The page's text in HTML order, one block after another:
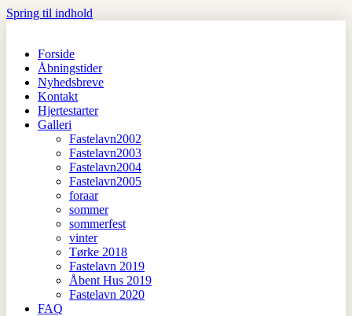
Spring til indhold
Forside
Åbningstider
Nyhedsbreve
Kontakt
Hjertestarter
Galleri
Fastelavn2002
Fastelavn2003
Fastelavn2004
Fastelavn2005
foraar
sommer
sommerfest
vinter
Tørke 2018
Fastelavn 2019
Åbent Hus 2019
Fastelavn 2020
FAQ